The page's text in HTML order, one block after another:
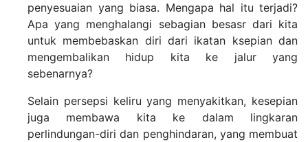
penyesuaian yang biasa. Mengapa hal itu terjadi?
Apa yang menghalangi sebagian besasr dari kita
untuk membebaskan diri dari ikatan ksepian dan
mengembalikan hidup kita ke jalur yang
sebenarnya?
Selain persepsi keliru yang menyakitkan, kesepian
juga membawa kita ke dalam lingkaran
perlindungan-diri dan penghindaran, yang membuat